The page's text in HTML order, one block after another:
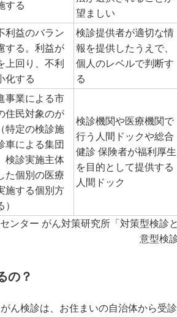
する
望ましい
利益のバラン
する。利益が
上回り、不利
化する
検診提供者が適切な情
報を提供したうえで、
個人のレベルで判断す
る
事業による市
住民対象のが
特定の検診施
車による集団
検診実施主体
た個別の医療
施する個別方
検診機関や医療機関で
行う人間ドックや総合
健診 保険者が福利厚生
を目的として提供する
人間ドック
ンター がん対策研究所「対策型検診
意型検
の？
ん検診は、お住まいの自治体から受